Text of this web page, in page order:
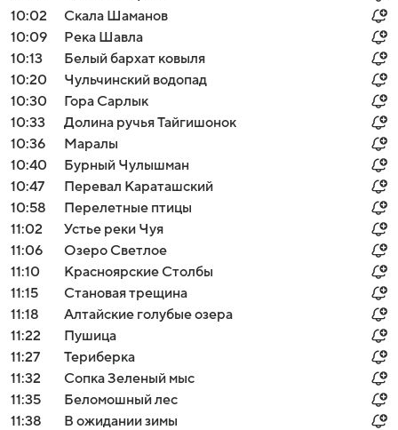
10:02
Скала Шаманов
10:09
Река Шавла
10:13
Белый бархат ковыля
10:20
Чульчинский водопад
10:30
Гора Сарлык
10:33
Долина ручья Тайгишонок
10:36
Маралы
10:40
Бурный Чулышман
10:47
Перевал Караташский
10:58
Перелетные птицы
11:02
Устье реки Чуя
11:06
Озеро Светлое
11:10
Красноярские Столбы
11:15
Становая трещина
11:18
Алтайские голубые озера
11:22
Пушица
11:27
Териберка
11:32
Сопка Зеленый мыс
11:35
Беломошный лес
11:38
В ожидании зимы